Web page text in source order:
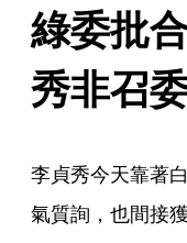
綠委批
秀非召
李貞秀今天靠著
氣質詢，也間接